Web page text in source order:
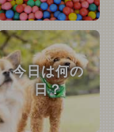
今日は何の
日？